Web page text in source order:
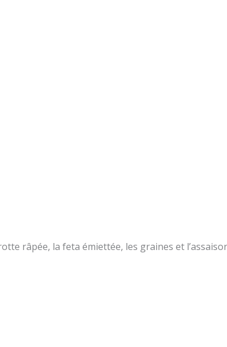
râpée, la feta émiettée, les graines et